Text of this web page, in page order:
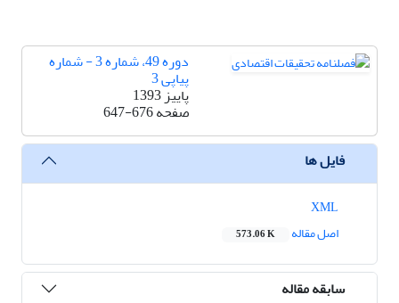
دوره 49، شماره 3 - شماره
پیاپی 3
پاییز 1393
صفحه647-676
فایل ها
اصل مقاله
573.06 K
سابقه مقاله